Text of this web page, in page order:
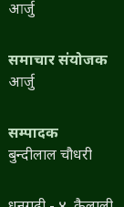
आर्जु
समाचार संयोजक
आर्जु
सम्पादक
बुन्दीलाल चौधरी